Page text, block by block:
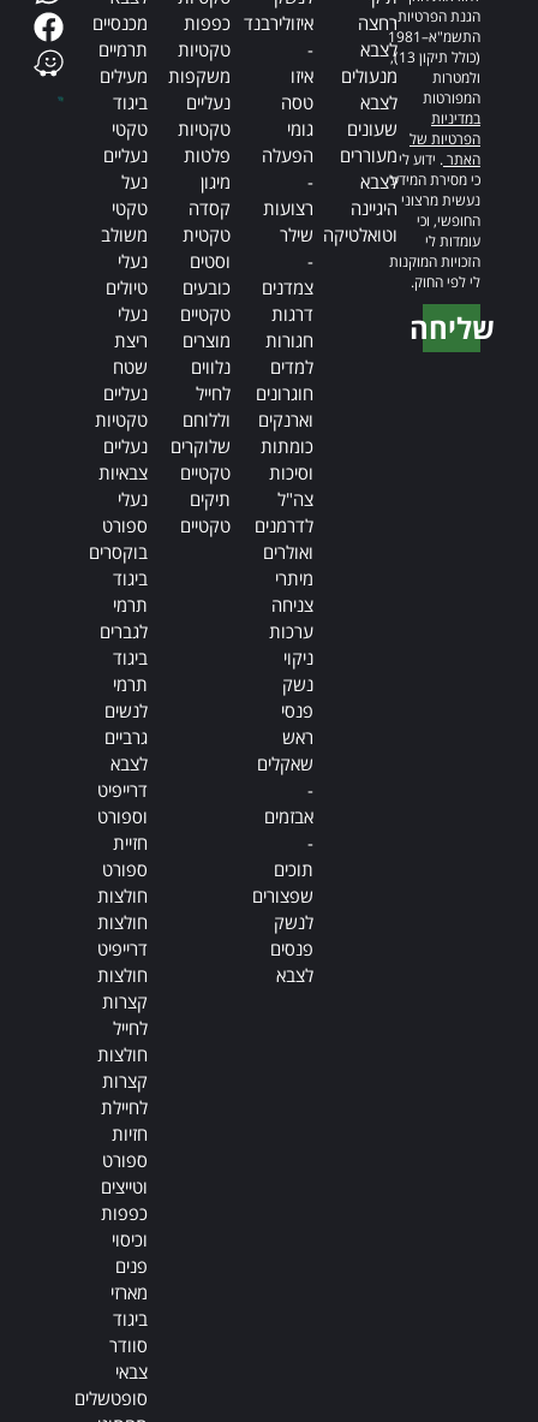
הגנת הפרטיות,
התשמ"א–1981
(כולל תיקון 13),
ולמטרות
המפורטות
במדיניות
הפרטיות של
האתר. ידוע לי
כי מסירת המידע
נעשית מרצוני
החופשי, וכי
עומדות לי
הזכויות המוקנות
לי לפי החוק.
שליחה
רחצה
לצבא
מנעולים
לצבא
שעונים
מעוררים
לצבא
היגיינה
וטואלטיקה
איזולירבנד
-
איזו
טסה
גומי
הפעלה
-
רצועות
שילר
-
צמדנים
דרגות
חגורות
למדים
חוגרונים
וארנקים
כומתות
וסיכות
צה"ל
לדרמנים
ואולרים
מיתרי
צניחה
ערכות
ניקוי
נשק
פנסי
ראש
שאקלים
-
אבזמים
-
תוכים
שפצורים
לנשק
פנסים
לצבא
כפפות
טקטיות
משקפות
נעליים
טקטיות
פלטות
מיגון
קסדה
טקטית
וסטים
כובעים
טקטיים
מוצרים
נלווים
לחייל
וללוחם
שלוקרים
טקטיים
תיקים
טקטיים
מכנסיים
תרמיים
מעילים
ביגוד
טקטי
נעליים
נעל
טקטי
משולב
נעלי
טיולים
נעלי
ריצת
שטח
נעליים
טקטיות
נעליים
צבאיות
נעלי
ספורט
בוקסרים
ביגוד
תרמי
לגברים
ביגוד
תרמי
לנשים
גרביים
לצבא
דרייפיט
וספורט
חזיית
ספורט
חולצות
חולצות
דרייפיט
חולצות
קצרות
לחייל
חולצות
קצרות
לחיילת
חזיות
ספורט
וטייצים
כפפות
וכיסוי
פנים
מארזי
ביגוד
סוודר
צבאי
סופטשלים